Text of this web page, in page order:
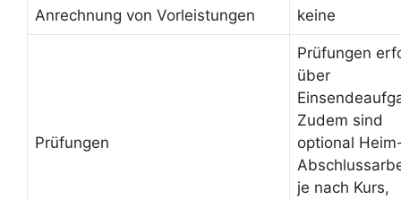
Anrechnung von Vorleistungen keine
Prüfungen
Prüfungen
über
Zudem sind
optional
je nach Kurs,